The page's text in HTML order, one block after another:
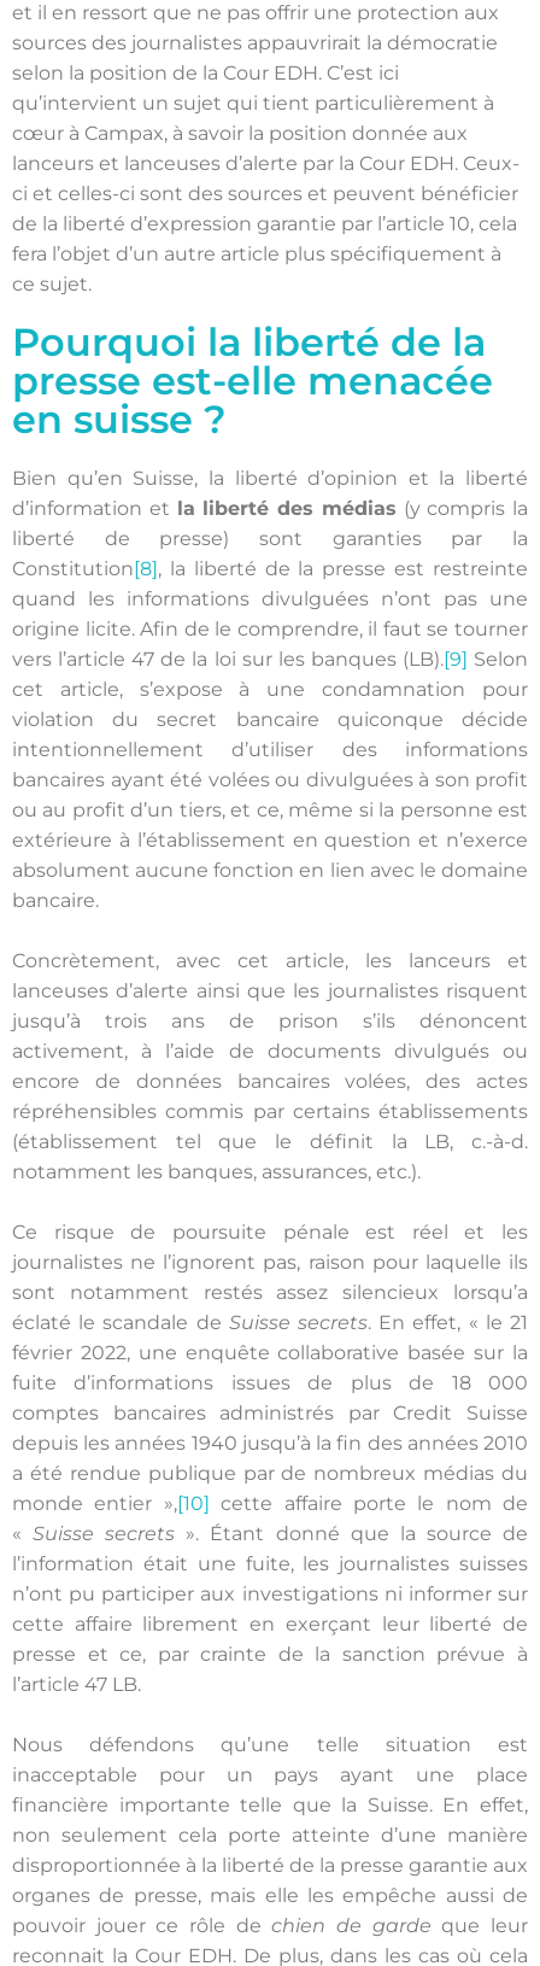
et il en ressort que ne pas offrir une protection aux
sources des journalistes appauvrirait la démocratie
selon la position de la Cour EDH. C’est ici
qu’intervient un sujet qui tient particulièrement à
cœur à Campax, à savoir la position donnée aux
lanceurs et lanceuses d’alerte par la Cour EDH. Ceux-
ci et celles-ci sont des sources et peuvent bénéficier
de la liberté d’expression garantie par l’article 10, cela
fera l’objet d’un autre article plus spécifiquement à
ce sujet.
Pourquoi la liberté de la
presse est-elle menacée
en suisse ?
Bien qu’en Suisse, la liberté d’opinion et la liberté
d’information et
la liberté des médias (y compris la
liberté de presse) sont garanties par la
Constitution [8] , la liberté de la presse est restreinte
quand les informations divulguées n’ont pas une
origine licite. Afin de le comprendre, il faut se tourner
vers l’article 47 de la loi sur les banques (LB).[9] Selon
cet article, s’expose à une condamnation pour
violation du secret bancaire quiconque décide
intentionnellement d’utiliser des informations
bancaires ayant été volées ou divulguées à son profit
ou au profit d’un tiers, et ce, même si la personne est
extérieure à l’établissement en question et n’exerce
absolument aucune fonction en lien avec le domaine
bancaire.
Concrètement, avec cet article, les lanceurs et
lanceuses d’alerte ainsi que les journalistes risquent
jusqu’à trois ans de prison s’ils dénoncent
activement, à l’aide de documents divulgués ou
encore de données bancaires volées, des actes
répréhensibles commis par certains établissements
(établissement tel que le définit la LB, c.-à-d.
notamment les banques, assurances, etc.).
Ce risque de poursuite pénale est réel et les
journalistes ne l’ignorent pas, raison pour laquelle ils
sont notamment restés assez silencieux lorsqu’a
éclaté le scandale de Suisse secrets. En effet, « le 21
février 2022, une enquête collaborative basée sur la
fuite d’informations issues de plus de 18 000
comptes bancaires administrés par Credit Suisse
depuis les années 1940 jusqu’à la fin des années 2010
a été rendue publique par de nombreux médias du
monde entier »,[10]
cette affaire porte le nom de
«Suisse secrets ». Étant donné que la source de
l’information était une fuite, les journalistes suisses
n’ont pu participer aux investigations ni informer sur
cette affaire librement en exerçant leur liberté de
presse et ce, par crainte de la sanction prévue à
l’article 47 LB.
Nous défendons qu’une telle situation est
inacceptable pour un pays ayant une place
financière importante telle que la Suisse. En effet,
non seulement cela porte atteinte d’une manière
disproportionnée à la liberté de la presse garantie aux
organes de presse, mais elle les empêche aussi de
pouvoir jouer ce rôle dechien de garde que leur
reconnait la Cour EDH. De plus, dans les cas où cela